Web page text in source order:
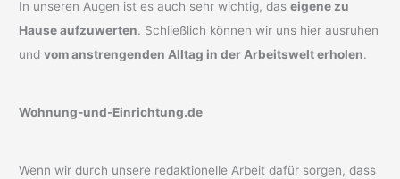
In unseren Augen ist es auch sehr wichtig, daseigene zu
Hause aufzuwerten. Schließlich können wir uns hier ausruhen
undvom anstrengenden Alltag in der Arbeitswelt erholen.
Wohnung-und-Einrichtung.de
Wenn wir durch unsere redaktionelle Arbeit dafür sorgen, dass